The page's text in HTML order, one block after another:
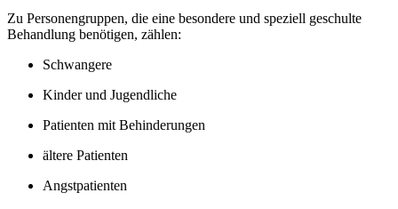
Zu Personengruppen, die eine besondere und speziell geschulte
Behandlung benötigen, zählen:
Schwangere
Kinder und Jugendliche
Patienten mit Behinderungen
ältere Patienten
Angstpatienten